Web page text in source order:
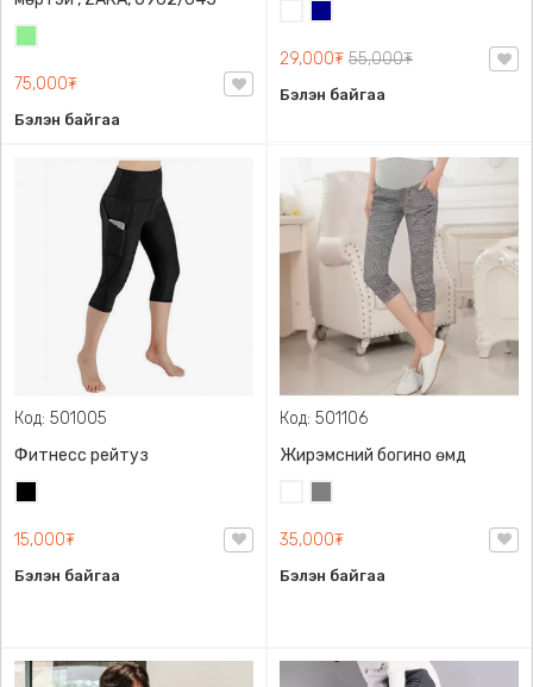
75,000₮
Бэлэн байгаа
29,000₮ 55,000₮
Бэлэн байгаа
Код: 501005
Фитнесс рейтуз
15,000₮
Бэлэн байгаа
Код: 501106
Жирэмсний богино өмд
35,000₮
Бэлэн байгаа